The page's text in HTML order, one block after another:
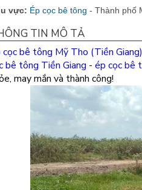
vực: Ép cọc bê tông - Thành phố
TIN MÔ TẢ
cọc bê tông Mỹ Tho (Tiền Giang)
bê tông Tiền Giang - ép cọc bê
may mắn và thành công!